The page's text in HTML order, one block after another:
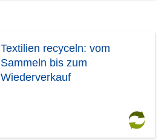
Textilien recyceln: vom
Sammeln bis zum
Wiederverkauf